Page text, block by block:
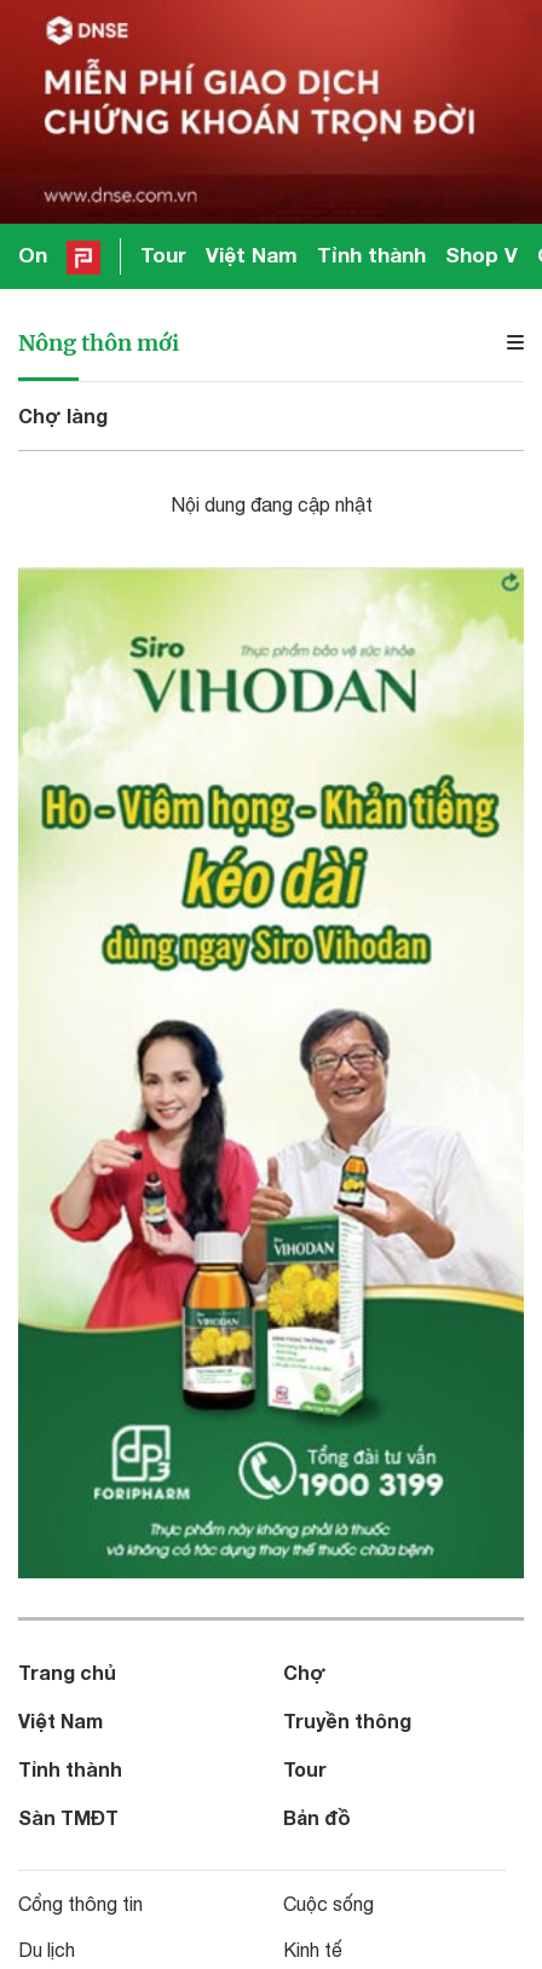
On Tour Việt Nam Tỉnh thành Shop V
Nông thôn mới
Chợ làng
Nội dung đang cập nhật
Trang chủ
Việt Nam
Tỉnh thành
Sàn TMĐT
Chợ
Truyền thông
Tour
Bản đồ
Cổng thông tin
Du lịch
Cuộc sống
Kinh tế